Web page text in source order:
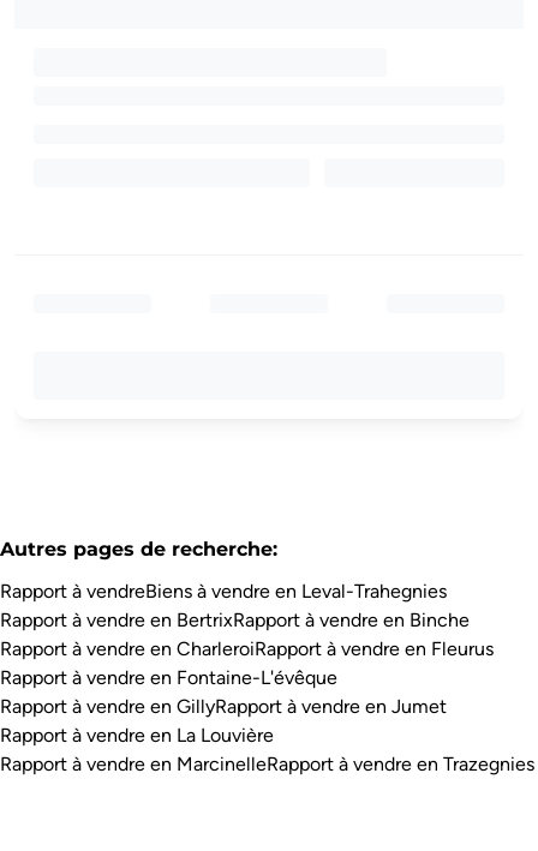
Autres pages de recherche:
Rapport à vendreBiens à vendre en Leval-Trahegnies
Rapport à vendre en BertrixRapport à vendre en Binche
Rapport à vendre en CharleroiRapport à vendre en Fleurus
Rapport à vendre en Fontaine-L'évêque
Rapport à vendre en GillyRapport à vendre en Jumet
Rapport à vendre en La Louvière
Rapport à vendre en MarcinelleRapport à vendre en Trazegnies